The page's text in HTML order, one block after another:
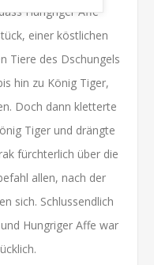
Hungriger Affe
einer köstlichen
Tiere des Dschungels
hin zu König Tiger,
Doch dann kletterte
Tiger und drängte
fürchterlich über die
allen, nach der
sich. Schlussendlich
Hungriger Affe war